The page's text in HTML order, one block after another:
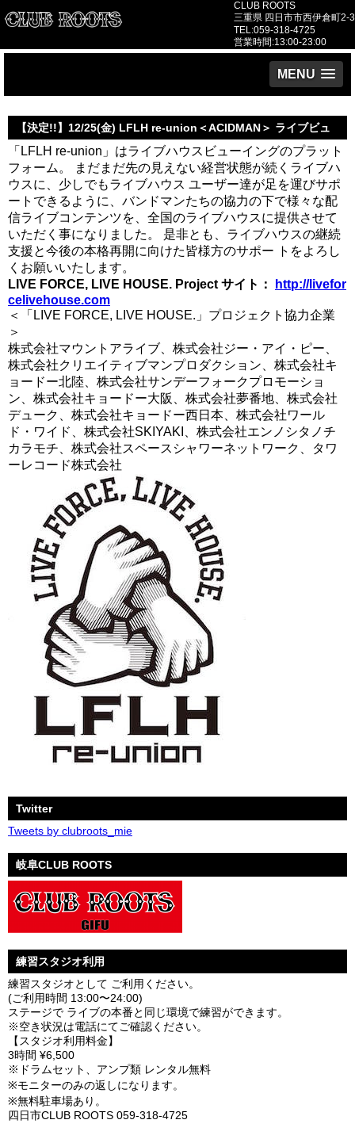
CLUB ROOTS
三重県 四日市市西伊倉町2-3
TEL:059-318-4725
営業時間:13:00-23:00
MENU
【決定!!】12/25(金) LFLH re-union＜ACIDMAN＞ ライブビュ
ーイング『灰色の街』リリース記念 プレミアムワンマンライブ “
THE STREAM ”
「LFLH re-union」はライブハウスビューイングのプラット
フォーム。 まだまだ先の見えない経営状態が続くライブハ
ウスに、少しでもライブハウス ユーザー達が足を運びサポ
ートできるように、バンドマンたちの協力の下で様々な配
信ライブコンテンツを、全国のライブハウスに提供させて
いただく事になりました。 是非とも、ライブハウスの継続
支援と今後の本格再開に向けた皆様方のサポー トをよろし
くお願いいたします。
LIVE FORCE, LIVE HOUSE. Project サイト：
http://livefor
celivehouse.com
＜「LIVE FORCE, LIVE HOUSE.」プロジェクト協力企業
＞
株式会社マウントアライブ、株式会社ジー・アイ・ピー、
株式会社クリエイティブマンプロダクション、株式会社キ
ョードー北陸、株式会社サンデーフォークプロモーショ
ン、株式会社キョードー大阪、株式会社夢番地、株式会社
デューク、株式会社キョードー西日本、株式会社ワール
ド・ワイド、株式会社SKIYAKI、株式会社エンノシタノチ
カラモチ、株式会社スペースシャワーネットワーク、タワ
ーレコード株式会社
Twitter
Tweets by clubroots_mie
岐阜CLUB ROOTS
練習スタジオ利用
練習スタジオとして ご利用ください。
(ご利用時間 13:00〜24:00)
ステージで ライブの本番と同じ環境で練習ができます。
※空き状況は電話にてご確認ください。
【スタジオ利用料金】
3時間 ¥6,500
※ドラムセット、アンプ類 レンタル無料
※モニターのみの返しになります。
※無料駐車場あり。
四日市CLUB ROOTS 059-318-4725